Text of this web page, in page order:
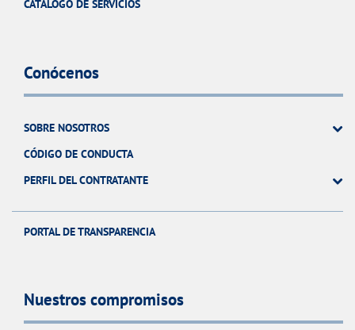
CATÁLOGO DE SERVICIOS
Conócenos
SOBRE NOSOTROS
CÓDIGO DE CONDUCTA
PERFIL DEL CONTRATANTE
PORTAL DE TRANSPARENCIA
Nuestros compromisos